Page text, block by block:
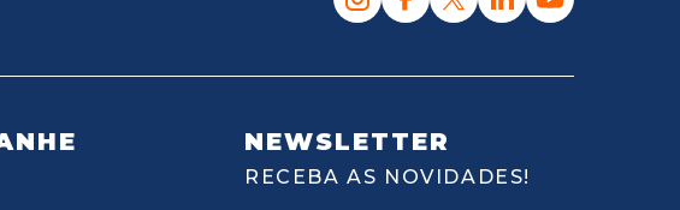
NEWSLETTER
RECEBA AS NOVIDADES!